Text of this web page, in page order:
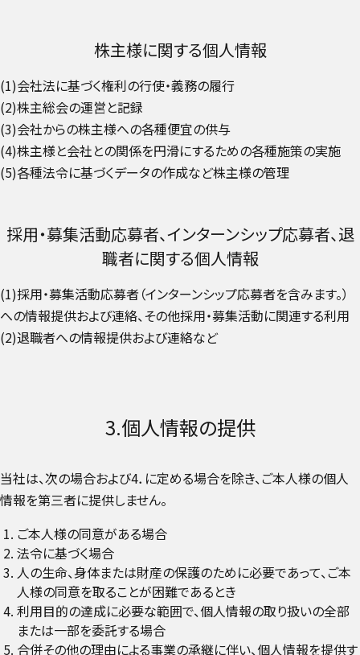
株主様に関する個人情報
(1)会社法に基づく権利の行使・義務の履行
(2)株主総会の運営と記録
(3)会社からの株主様への各種便宜の供与
(4)株主様と会社との関係を円滑にするための各種施策の実施
(5)各種法令に基づくデータの作成など株主様の管理
採用・募集活動応募者、インターンシップ応募者、退
職者に関する個人情報
(1)採用・募集活動応募者（インターンシップ応募者を含みます。）
への情報提供および連絡、その他採用・募集活動に関連する利用
(2)退職者への情報提供および連絡など
3.個人情報の提供
当社は、次の場合および4．に定める場合を除き、ご本人様の個人
情報を第三者に提供しません。
ご本人様の同意がある場合
法令に基づく場合
人の生命、身体または財産の保護のために必要であって、ご本
人様の同意を取ることが困難であるとき
利用目的の達成に必要な範囲で、個人情報の取り扱いの全部
または一部を委託する場合
合併その他の理由による事業の承継に伴い、個人情報を提供す